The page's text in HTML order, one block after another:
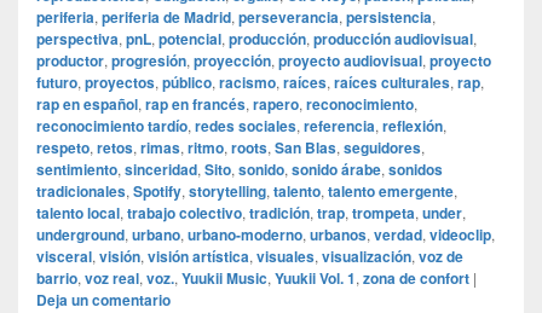
periferia, periferia de Madrid, perseverancia, persistencia,
perspectiva, pnL, potencial, producción, producción audiovisual,
productor, progresión, proyección, proyecto audiovisual, proyecto
futuro, proyectos, público, racismo, raíces, raíces culturales, rap,
rap en español, rap en francés, rapero, reconocimiento,
reconocimiento tardío, redes sociales, referencia, reflexión,
respeto, retos, rimas, ritmo, roots, San Blas, seguidores,
sentimiento, sinceridad, Sito, sonido, sonido árabe, sonidos
tradicionales, Spotify, storytelling, talento, talento emergente,
talento local, trabajo colectivo, tradición, trap, trompeta, under,
underground, urbano, urbano-moderno, urbanos, verdad, videoclip,
visceral, visión, visión artística, visuales, visualización, voz de
barrio, voz real, voz., Yuukii Music, Yuukii Vol. 1, zona de confort |
Deja un comentario